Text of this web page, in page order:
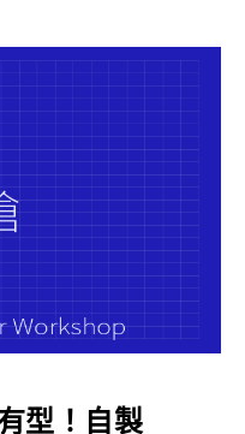
型！自製